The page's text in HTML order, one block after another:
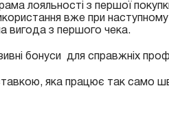
лояльності з першої
вже при
вигода з першого чека.
бонуси для справжніх
яка працює так само